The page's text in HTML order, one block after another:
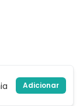
Adicionar